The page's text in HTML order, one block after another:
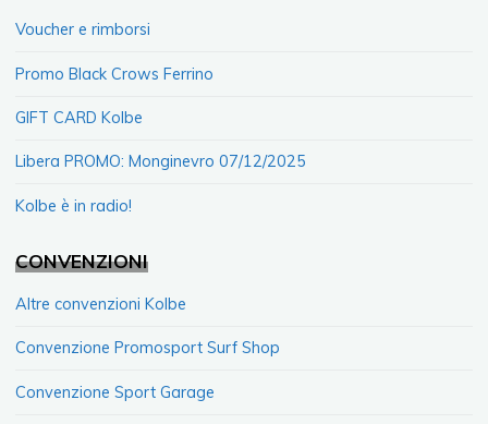
Voucher e rimborsi
Promo Black Crows Ferrino
GIFT CARD Kolbe
Libera PROMO: Monginevro 07/12/2025
Kolbe è in radio!
CONVENZIONI
Altre convenzioni Kolbe
Convenzione Promosport Surf Shop
Convenzione Sport Garage